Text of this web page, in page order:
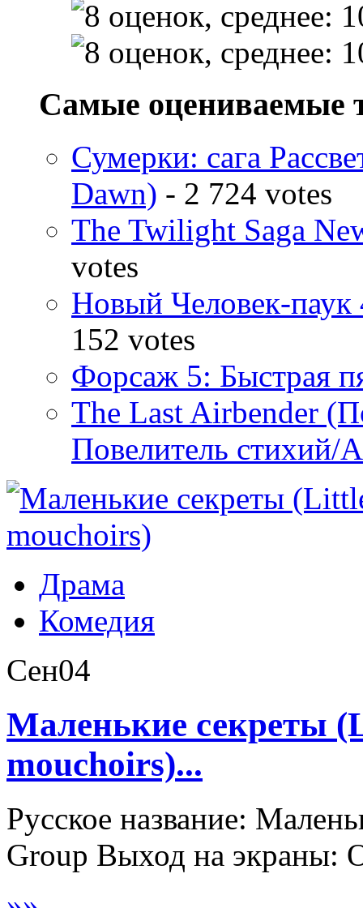
Самые оцениваемые
Сумерки: cага
Dawn) - 2 724 votes
The Twilight Saga
votes
Новый Человек-
152 votes
Форсаж 5: Быстрая
The Last Airbender
Повелитель стихий/
Драма
Комедия
Сен04
Маленькие секреты
mouchoirs)...
Русское название:
Group Выход на экраны: